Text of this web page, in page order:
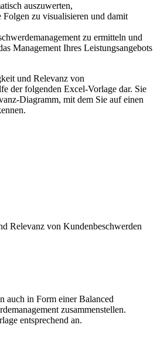
auszuwerten,
Folgen zu visualisieren und damit
zu ermitteln und
Management Ihres Leistungsangebots
und Relevanz von
der folgenden Excel-Vorlage dar. Sie
Diagramm, mit dem Sie auf einen
Relevanz von Kundenbeschwerden
auch in Form einer Balanced
zusammenstellen.
entsprechend an.